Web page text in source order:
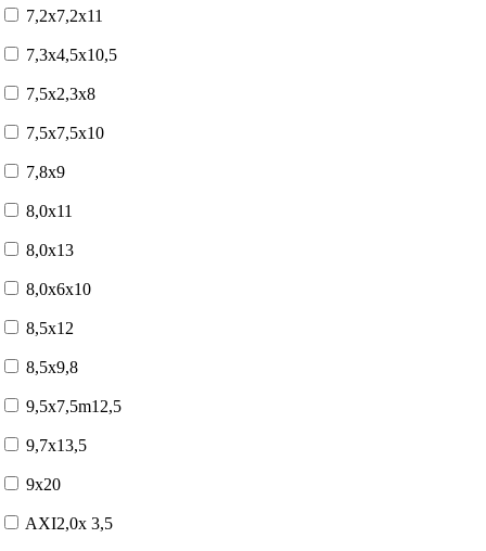
7,2x7,2x11
7,3x4,5x10,5
7,5x2,3x8
7,5x7,5x10
7,8x9
8,0x11
8,0x13
8,0x6x10
8,5x12
8,5x9,8
9,5x7,5m12,5
9,7x13,5
9x20
AXI2,0x 3,5